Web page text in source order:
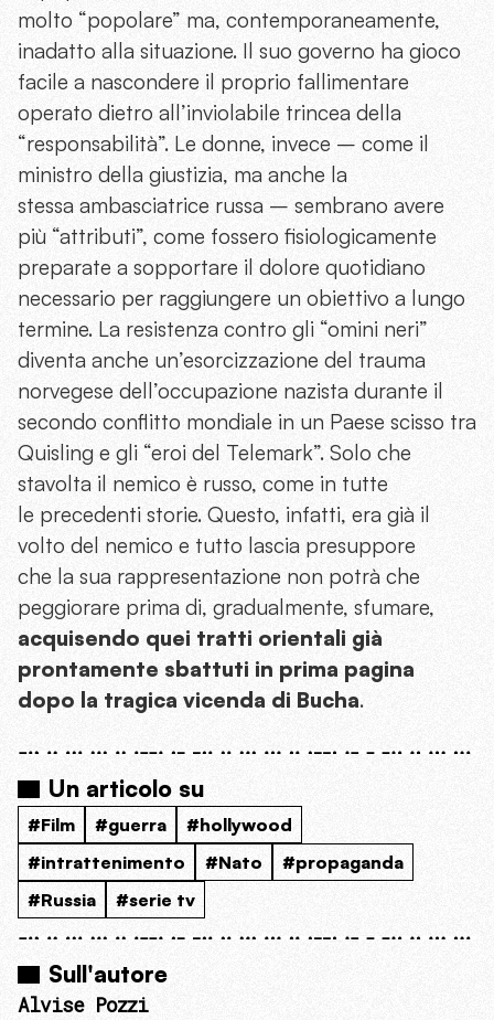
molto “popolare” ma, contemporaneamente,
inadatto alla situazione. Il suo governo ha gioco
facile a nascondere il proprio fallimentare
operato dietro all’inviolabile trincea della
“responsabilità”. Le donne, invece – come il
ministro della giustizia, ma anche la
stessa ambasciatrice russa – sembrano avere
più “attributi”, come fossero fisiologicamente
preparate a sopportare il dolore quotidiano
necessario per raggiungere un obiettivo a lungo
termine. La resistenza contro gli “omini neri”
diventa anche un’esorcizzazione del trauma
norvegese dell’occupazione nazista durante il
secondo conflitto mondiale in un Paese scisso tra
Quisling e gli “eroi del Telemark”. Solo che
stavolta il nemico è russo, come in tutte
le precedenti storie. Questo, infatti, era già il
volto del nemico e tutto lascia presuppore
che la sua rappresentazione non potrà che
peggiorare prima di, gradualmente, sfumare,
acquisendo quei tratti orientali già
prontamente sbattuti in prima pagina
dopo la tragica vicenda di Bucha.
Un articolo su
#Film #guerra
#hollywood
#intrattenimento
#Nato
#propaganda
#Russia
#serie tv
Sull'autore
Alvise Pozzi